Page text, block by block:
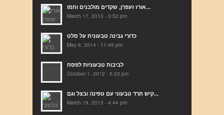
אורז זעפרן, שקדים מולבנים וחמו...
March 17, 2013 - 3:52 pm
כדורי גבינה טבעונית על סלט
May 8, 2014 - 11:45 pm
לביבות טבעוניות לפסח
October 1, 2012 - 5:33 pm
קיש תרד טבעוני עם טפינה ובצל וגם...
March 19, 2013 - 4:44 pm